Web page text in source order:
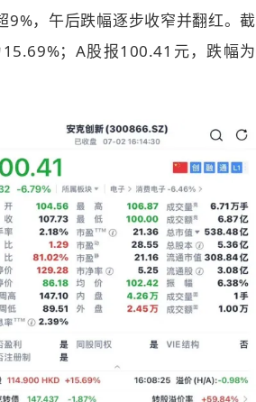
，午后跌幅逐步收窄并翻红。截
；A股报100.41元，跌幅为